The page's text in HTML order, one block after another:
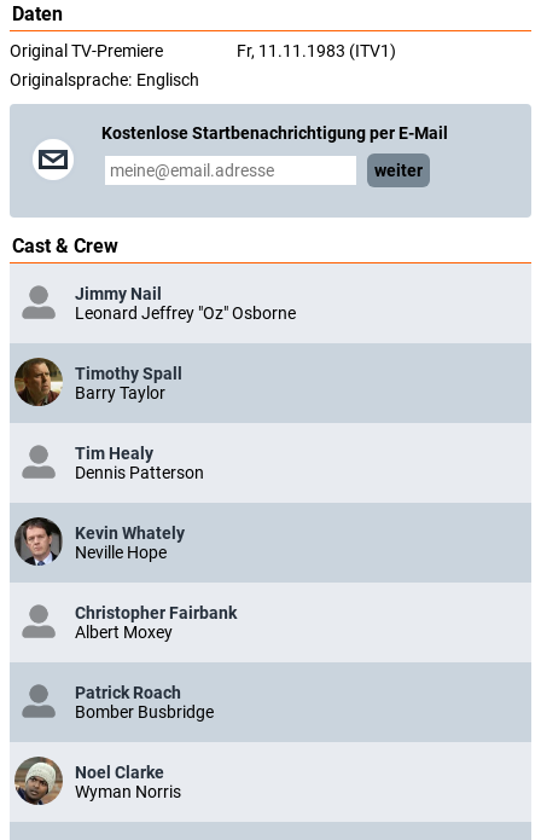
Daten
Original TV-Premiere
Fr, 11.11.1983 (ITV1)
Originalsprache: Englisch
Kostenlose Startbenachrichtigung per E-Mail
weiter
Cast & Crew
Jimmy Nail
Leonard Jeffrey "Oz" Osborne
Timothy Spall
Barry Taylor
Tim Healy
Dennis Patterson
Kevin Whately
Neville Hope
Christopher Fairbank
Albert Moxey
Patrick Roach
Bomber Busbridge
Noel Clarke
Wyman Norris